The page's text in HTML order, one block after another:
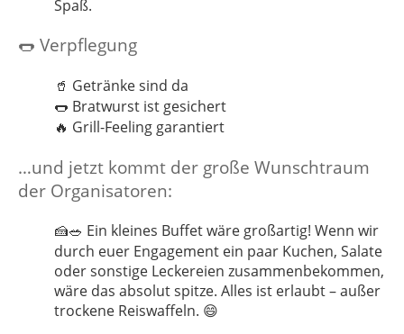
Spaß.
🌭 Verpflegung
🥤 Getränke sind da
🌭 Bratwurst ist gesichert
🔥 Grill-Feeling garantiert
…und jetzt kommt der große Wunschtraum
der Organisatoren:
🍰🥗 Ein kleines Buffet wäre großartig! Wenn wir
durch euer Engagement ein paar Kuchen, Salate
oder sonstige Leckereien zusammenbekommen,
wäre das absolut spitze. Alles ist erlaubt – außer
trockene Reiswaffeln. 😄